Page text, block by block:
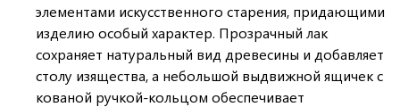
элементами искусственного старения, придающими
изделию особый характер. Прозрачный лак
сохраняет натуральный вид древесины и добавляет
столу изящества, а небольшой выдвижной ящичек с
кованой ручкой-кольцом обеспечивает